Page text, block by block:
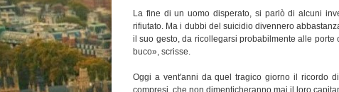
La fine di un uomo disperato, si parlò di alcuni
rifiutato. Ma i dubbi del suicidio divennero
il suo gesto, da ricollegarsi probabilmente alle
buco», scrisse.
Oggi a vent'anni da quel tragico giorno il ricordo
compresi, che non dimenticheranno mai il loro